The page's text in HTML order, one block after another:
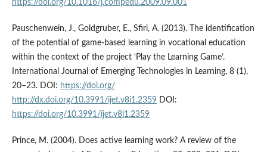
https://doi.org/10.1016/j.compedu.2009.09.001
Pauschenwein, J., Goldgruber, E., Sfiri, A. (2013). The identification
of the potential of game-based learning in vocational education
within the context of the project ‘Play the Learning Game’.
International Journal of Emerging Technologies in Learning, 8 (1),
20–23. DOI: https://doi.org/
http://dx.doi.org/10.3991/ijet.v8i1.2359DOI:
https://doi.org/10.3991/ijet.v8i1.2359
Prince, M. (2004). Does active learning work? A review of the